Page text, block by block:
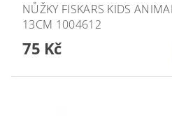
NŮŽKY FISKARS KIDS
13CM 1004612
75 Kč